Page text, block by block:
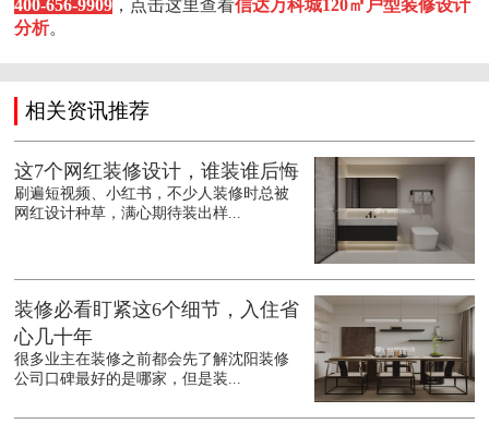
400-656-9909 ，点击这里查看信达万科城120㎡户型装修设计
分析。
相关资讯推荐
这7个网红装修设计，谁装谁后悔
刷遍短视频、小红书，不少人装修时总被
网红设计种草，满心期待装出样...
装修必看盯紧这6个细节，入住省
心几十年
很多业主在装修之前都会先了解沈阳装修
公司口碑最好的是哪家，但是装...